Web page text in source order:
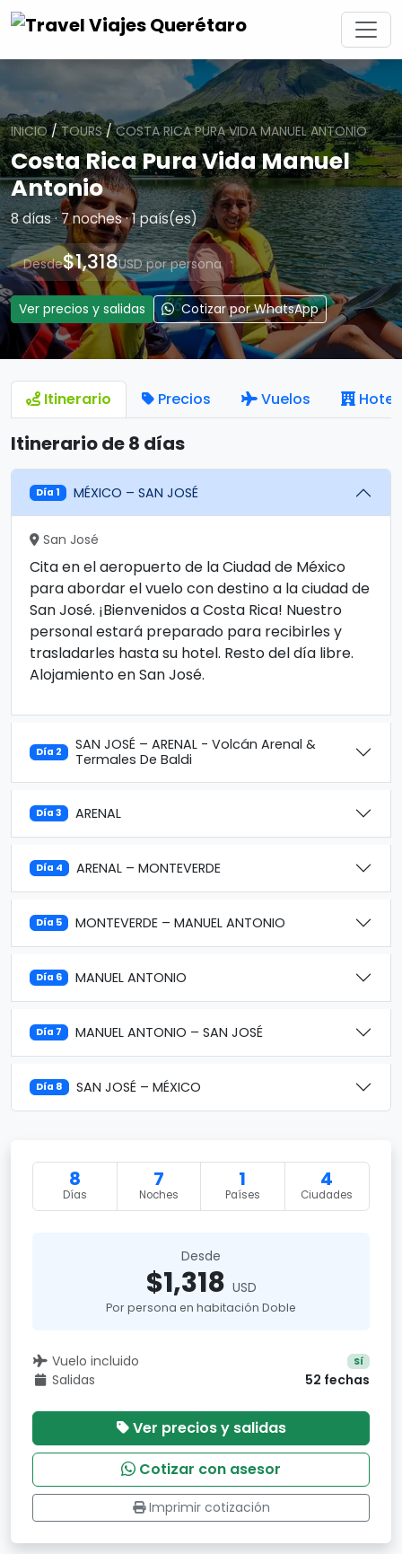
INICIO/TOURS/COSTA RICA PURA VIDA MANUEL ANTONIO
Costa Rica Pura Vida Manuel
Antonio
8 días · 7 noches · 1 país(es)
Desde$1,318USD por persona
Ver precios y salidas Cotizar por WhatsApp
Itinerario Precios Vuelos
Itinerario de 8 días
Día 1 MÉXICO – SAN JOSÉ
San José
Cita en el aeropuerto de la Ciudad de México
para abordar el vuelo con destino a la ciudad de
San José. ¡Bienvenidos a Costa Rica! Nuestro
personal estará preparado para recibirles y
trasladarles hasta su hotel. Resto del día libre.
Alojamiento en San José.
Día 2
SAN JOSÉ – ARENAL - Volcán Arenal &
Termales De Baldi
Día 3 ARENAL
Día 4 ARENAL – MONTEVERDE
Día 5 MONTEVERDE – MANUEL ANTONIO
Día 6 MANUEL ANTONIO
Día 7 MANUEL ANTONIO – SAN JOSÉ
Día 8 SAN JOSÉ – MÉXICO
8
Días
7
Noches
1
Países
4
Ciudades
Desde
$1,318 USD
Por persona en habitación Doble
Vuelo incluido Sí
Salidas 52 fechas
Ver precios y salidas
Cotizar con asesor
Imprimir cotización